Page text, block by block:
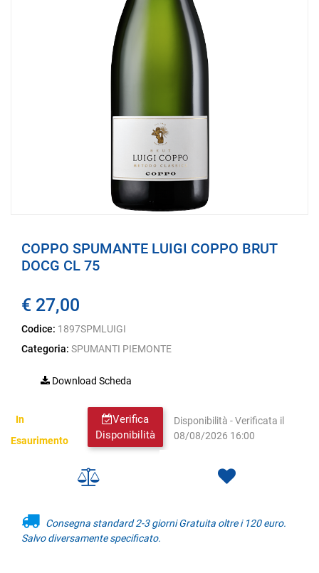
COPPO SPUMANTE LUIGI COPPO BRUT
DOCG CL 75
€ 27,00
Codice: 1897SPMLUIGI
Categoria: SPUMANTI PIEMONTE
Download Scheda
Verifica
Disponibilità
In
Esaurimento
Disponibilità - Verificata il
08/08/2026 16:00
Consegna standard 2-3 giorni Gratuita oltre i 120 euro.
Salvo diversamente specificato.